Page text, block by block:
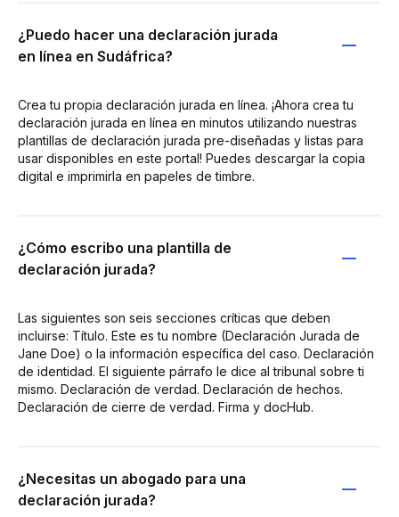
¿Puedo hacer una declaración jurada
en línea en Sudáfrica?
Crea tu propia declaración jurada en línea. ¡Ahora crea tu
declaración jurada en línea en minutos utilizando nuestras
plantillas de declaración jurada pre-diseñadas y listas para
usar disponibles en este portal! Puedes descargar la copia
digital e imprimirla en papeles de timbre.
¿Cómo escribo una plantilla de
declaración jurada?
Las siguientes son seis secciones críticas que deben
incluirse: Título. Este es tu nombre (Declaración Jurada de
Jane Doe) o la información específica del caso. Declaración
de identidad. El siguiente párrafo le dice al tribunal sobre ti
mismo. Declaración de verdad. Declaración de hechos.
Declaración de cierre de verdad. Firma y docHub.
¿Necesitas un abogado para una
declaración jurada?